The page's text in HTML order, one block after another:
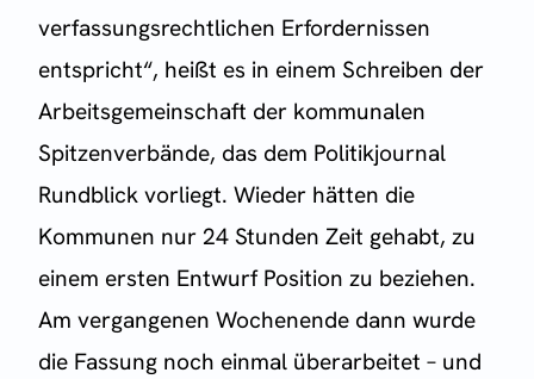
verfassungsrechtlichen Erfordernissen
entspricht“, heißt es in einem Schreiben der
Arbeitsgemeinschaft der kommunalen
Spitzenverbände, das dem Politikjournal
Rundblick vorliegt. Wieder hätten die
Kommunen nur 24 Stunden Zeit gehabt, zu
einem ersten Entwurf Position zu beziehen.
Am vergangenen Wochenende dann wurde
die Fassung noch einmal überarbeitet – und